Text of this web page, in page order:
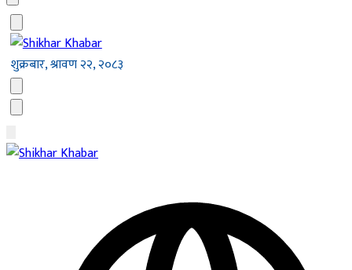
शुक्रबार, श्रावण २२, २०८३